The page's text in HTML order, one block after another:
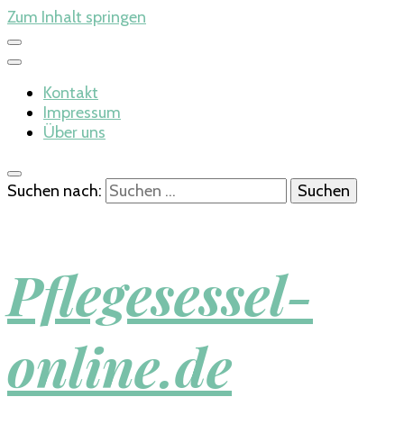
Zum Inhalt springen
Kontakt
Impressum
Über uns
Suchen nach:
Pflegesessel-
online.de